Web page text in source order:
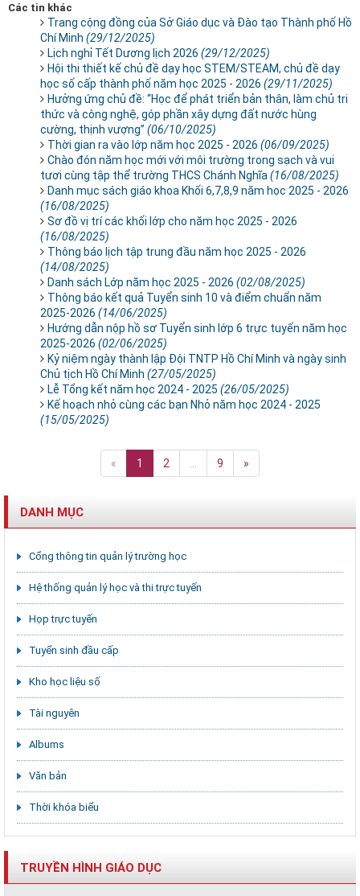
Các tin khác
Trang cộng đồng của Sở Giáo dục và Đào tạo Thành phố Hồ
Chí Minh (29/12/2025)
Lịch nghỉ Tết Dương lịch 2026 (29/12/2025)
Hội thi thiết kế chủ đề dạy học STEM/STEAM, chủ đề dạy
học số cấp thành phố năm học 2025 - 2026 (29/11/2025)
Hưởng ứng chủ đề: “Học để phát triển bản thân, làm chủ tri
thức và công nghệ, góp phần xây dựng đất nước hùng
cường, thịnh vượng” (06/10/2025)
Thời gian ra vào lớp năm học 2025 - 2026 (06/09/2025)
Chào đón năm học mới với môi trường trong sạch và vui
tươi cùng tập thể trường THCS Chánh Nghĩa (16/08/2025)
Danh mục sách giáo khoa Khối 6,7,8,9 năm học 2025 - 2026
(16/08/2025)
Sơ đồ vị trí các khối lớp cho năm học 2025 - 2026
(16/08/2025)
Thông báo lịch tập trung đầu năm học 2025 - 2026
(14/08/2025)
Danh sách Lớp năm học 2025 - 2026 (02/08/2025)
Thông báo kết quả Tuyển sinh 10 và điểm chuẩn năm
2025-2026 (14/06/2025)
Hướng dẫn nộp hồ sơ Tuyển sinh lớp 6 trực tuyến năm học
2025-2026 (02/06/2025)
Kỷ niệm ngày thành lập Đội TNTP Hồ Chí Minh và ngày sinh
Chủ tịch Hồ Chí Minh (27/05/2025)
Lễ Tổng kết năm học 2024 - 2025 (26/05/2025)
Kế hoạch nhỏ cùng các bạn Nhỏ năm học 2024 - 2025
(15/05/2025)
« 1 2 9 »
DANH MỤC
Cổng thông tin quản lý trường học
Hệ thống quản lý học và thi trực tuyến
Họp trực tuyến
Tuyển sinh đầu cấp
Kho học liệu số
Tài nguyên
Albums
Văn bản
Thời khóa biểu
TRUYỀN HÌNH GIÁO DỤC